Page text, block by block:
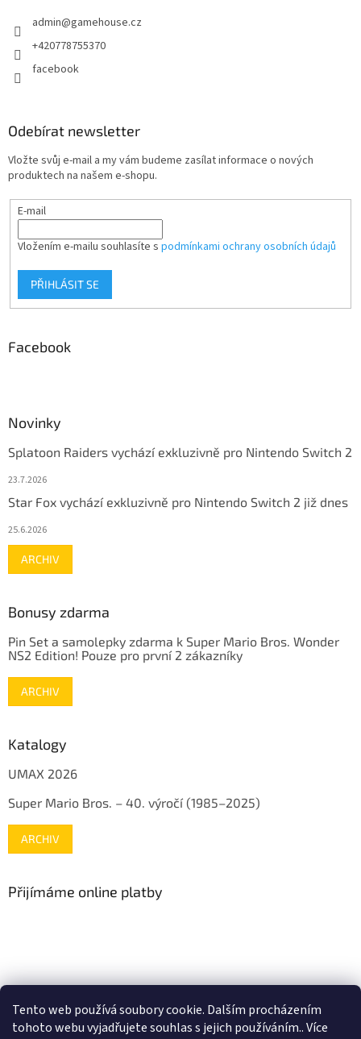
Tento web používá soubory cookie. Dalším procházením
tohoto webu vyjadřujete souhlas s jejich používáním.. Více
admin@gamehouse.cz
+420778755370
facebook
Odebírat newsletter
Vložte svůj e-mail a my vám budeme zasílat informace o nových
produktech na našem e-shopu.
E-mail
Vložením e-mailu souhlasíte s podmínkami ochrany osobních údajů
PŘIHLÁSIT SE
Facebook
Novinky
Splatoon Raiders vychází exkluzivně pro Nintendo Switch 2
23.7.2026
Star Fox vychází exkluzivně pro Nintendo Switch 2 již dnes
25.6.2026
ARCHIV
Bonusy zdarma
Pin Set a samolepky zdarma k Super Mario Bros. Wonder
NS2 Edition! Pouze pro první 2 zákazníky
ARCHIV
Katalogy
UMAX 2026
Super Mario Bros. – 40. výročí (1985–2025)
ARCHIV
Přijímáme online platby
www.fleg.cz